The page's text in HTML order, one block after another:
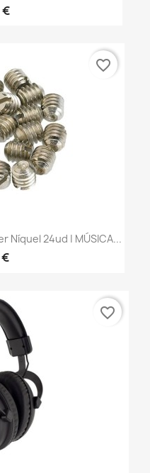
€
Níquel 24ud | MÚSICA...
€
favorite_border
favorite_border